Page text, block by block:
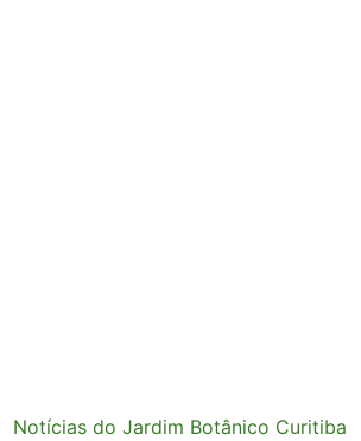
Notícias do Jardim Botânico Curitiba